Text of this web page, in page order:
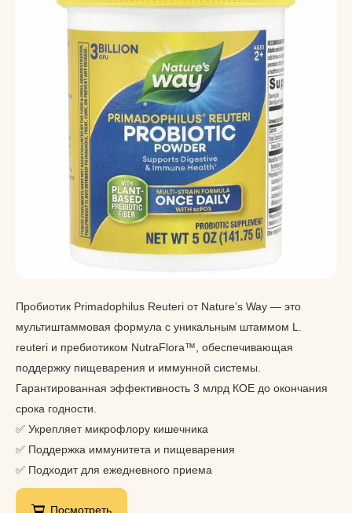
Пробиотик Primadophilus Reuteri от Nature’s Way — это
мультиштаммовая формула с уникальным штаммом L.
reuteri и пребиотиком NutraFlora™, обеспечивающая
поддержку пищеварения и иммунной системы.
Гарантированная эффективность 3 млрд КОЕ до окончания
срока годности.
✅ Укрепляет микрофлору кишечника
✅ Поддержка иммунитета и пищеварения
✅ Подходит для ежедневного приема
Посмотреть